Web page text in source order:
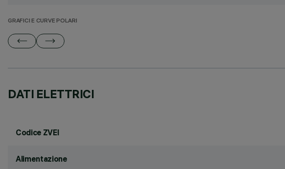
GRAFICI E CURVE POLARI
DATI ELETTRICI
Codice ZVEI
Alimentazione